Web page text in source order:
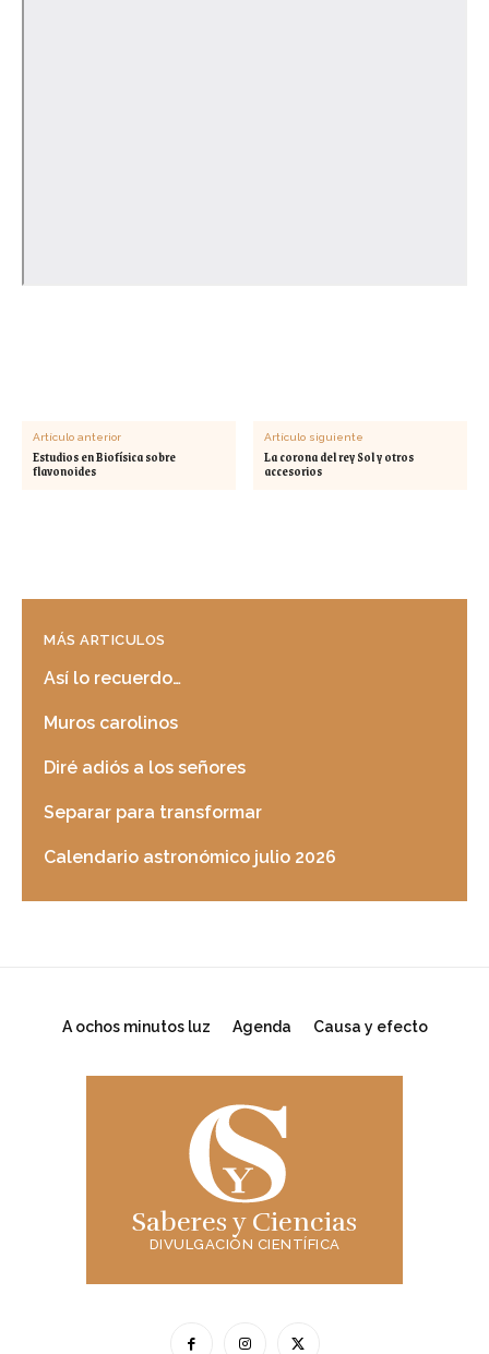
Artículo anterior
Estudios en Biofísica sobre
flavonoides
Artículo siguiente
La corona del rey Sol y otros
accesorios
MÁS ARTICULOS
Así lo recuerdo…
Muros carolinos
Diré adiós a los señores
Separar para transformar
Calendario astronómico julio 2026
A ochos minutos luz Agenda Causa y efecto
Saberes y Ciencias
DIVULGACIÓN CIENTÍFICA